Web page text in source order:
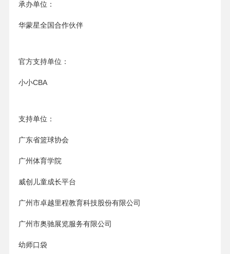
承办单位：
华蒙星全国合作伙伴
官方支持单位：
小小CBA
支持单位：
广东省篮球协会
广州体育学院
威创儿童成长平台
广州市卓越里程教育科技股份有限公司
广州市奥驰展览服务有限公司
幼师口袋